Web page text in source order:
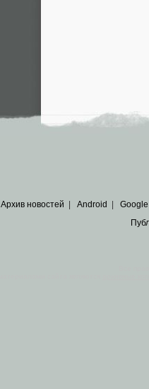
Архив новостей Android Google